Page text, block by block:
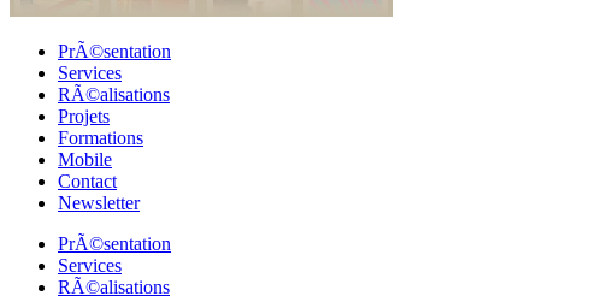
PrÃ©sentation
Services
RÃ©alisations
Projets
Formations
Mobile
Contact
Newsletter
PrÃ©sentation
Services
RÃ©alisations